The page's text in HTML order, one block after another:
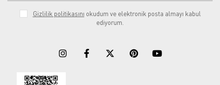
Gizlilik politikasını okudum ve elektronik posta almayı kabul
ediyorum.